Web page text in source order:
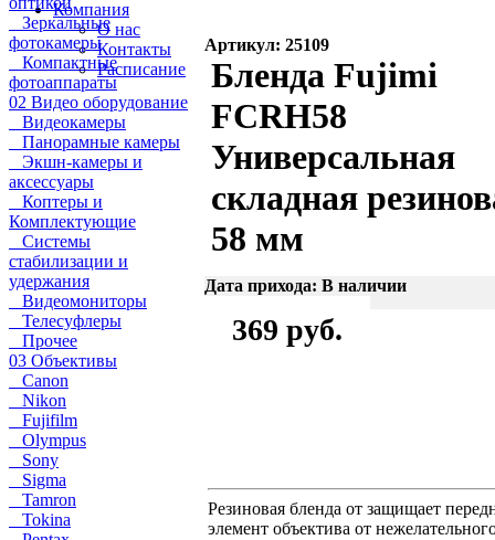
Компания
О нас
Контакты
Расписание
Зеркальные
фотокамеры
Компактные
фотоаппараты
02 Видео оборудование
Видеокамеры
Панорамные камеры
Экшн-камеры и
аксессуары
Коптеры и
Комплектующие
Системы
стабилизации и
удержания
Видеомониторы
Телесуфлеры
Прочее
03 Объективы
Canon
Nikon
Fujifilm
Olympus
Sony
Sigma
Tamron
Tokina
Артикул: 25109
Бленда Fujimi
FCRH58
Универсальная
складная
58 мм
Дата прихода: В наличии
369 руб.
Резиновая бленда от защищает
элемент объектива от